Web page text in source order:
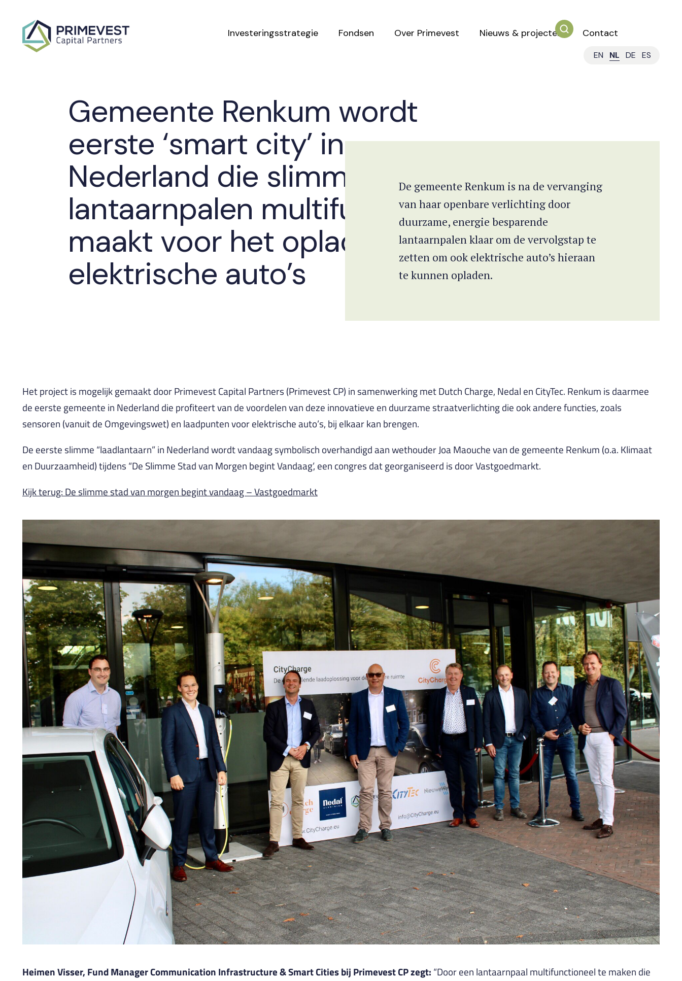
Investeringsstrategie Fondsen Over Primevest Nieuws & projecten Contact
EN NL DE ES
Gemeente Renkum wordt
eerste ‘smart city’ in
Nederland die slimme,
lantaarnpalen multifunctioneel
maakt voor het opladen van
elektrische auto’s
De gemeente Renkum is na de vervanging
van haar openbare verlichting door
duurzame, energie besparende
lantaarnpalen klaar om de vervolgstap te
zetten om ook elektrische auto’s hieraan
te kunnen opladen.
Het project is mogelijk gemaakt door Primevest Capital Partners (Primevest CP) in samenwerking met Dutch Charge, Nedal en CityTec. Renkum is daarmee
de eerste gemeente in Nederland die profiteert van de voordelen van deze innovatieve en duurzame straatverlichting die ook andere functies, zoals
sensoren (vanuit de Omgevingswet) en laadpunten voor elektrische auto’s, bij elkaar kan brengen.
De eerste slimme “laadlantaarn” in Nederland wordt vandaag symbolisch overhandigd aan wethouder Joa Maouche van de gemeente Renkum (o.a. Klimaat
en Duurzaamheid) tijdens “De Slimme Stad van Morgen begint Vandaag’, een congres dat georganiseerd is door Vastgoedmarkt.
Kijk terug: De slimme stad van morgen begint vandaag – Vastgoedmarkt
Heimen Visser, Fund Manager Communication Infrastructure & Smart Cities bij Primevest CP zegt: “Door een lantaarnpaal multifunctioneel te maken die